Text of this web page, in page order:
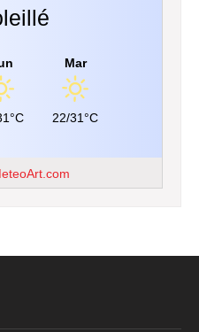
Mar
22/31°C